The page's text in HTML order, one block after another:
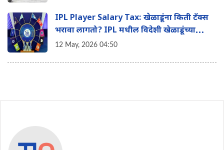
IPL Player Salary Tax: खेळाडूंना किती टॅक्स
भरावा लागतो? IPL मधील विदेशी खेळाडूंच्या
पगाराचे 'हे' आहे टॅक्स गणित
12 May, 2026 04:50